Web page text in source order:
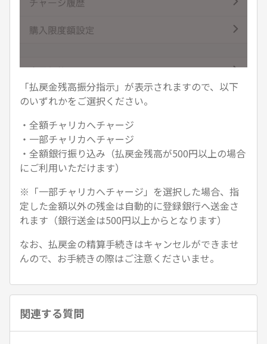
「払戻金残高振分指示」が表示されますので、以下
のいずれかをご選択ください。
・全額チャリカへチャージ
・一部チャリカへチャージ
・全額銀行振り込み（払戻金残高が500円以上の場合
にご利用いただけます）
※「一部チャリカへチャージ」を選択した場合、指
定した金額以外の残金は自動的に登録銀行へ送金さ
れます（銀行送金は500円以上からとなります）
なお、払戻金の精算手続きはキャンセルができませ
んので、お手続きの際はご注意くださいませ。
関連する質問